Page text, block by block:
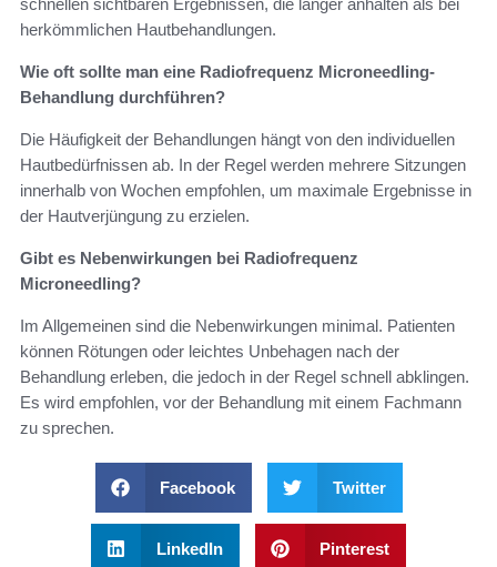
herkömmlichen Hautbehandlungen.
Wie oft sollte man eine Radiofrequenz Microneedling-
Behandlung durchführen?
Die Häufigkeit der Behandlungen hängt von den individuellen
Hautbedürfnissen ab. In der Regel werden mehrere Sitzungen
innerhalb von Wochen empfohlen, um maximale Ergebnisse in
der Hautverjüngung zu erzielen.
Gibt es Nebenwirkungen bei Radiofrequenz
Microneedling?
Im Allgemeinen sind die Nebenwirkungen minimal. Patienten
können Rötungen oder leichtes Unbehagen nach der
Behandlung erleben, die jedoch in der Regel schnell abklingen.
Es wird empfohlen, vor der Behandlung mit einem Fachmann
zu sprechen.
Facebook Twitter
LinkedIn Pinterest